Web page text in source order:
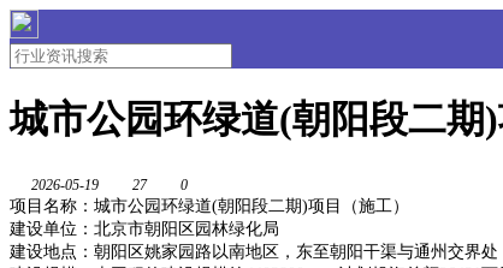
城市公园环绿道(朝阳段二期)
2026-05-19 27 0
项目名称：城市公园环绿道(朝阳段二期)项目（施工）
建设单位：北京市朝阳区园林绿化局
建设地点：朝阳区姚家园路以南地区，东至朝阳干渠与通州交界